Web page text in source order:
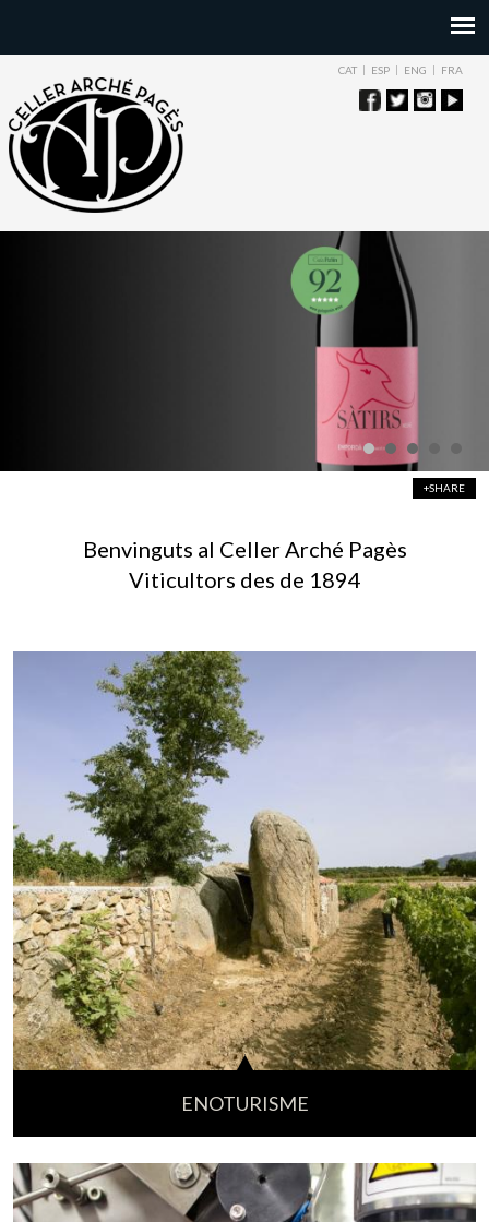
CAT ESP ENG FRA
+SHARE
Benvinguts al Celler Arché Pagès
Viticultors des de 1894
ENOTURISME